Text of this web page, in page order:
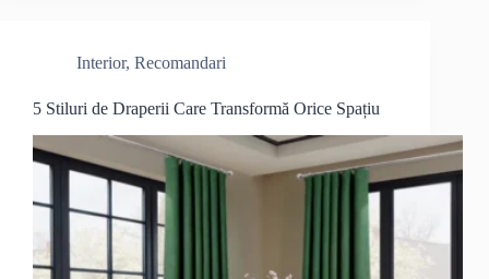
Interior, Recomandari
5 Stiluri de Draperii Care Transformă Orice Spațiu